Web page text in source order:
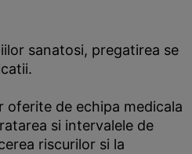
sanatosi, pregatirea se
oferite de echipa medicala
si intervalele de
riscurilor si la